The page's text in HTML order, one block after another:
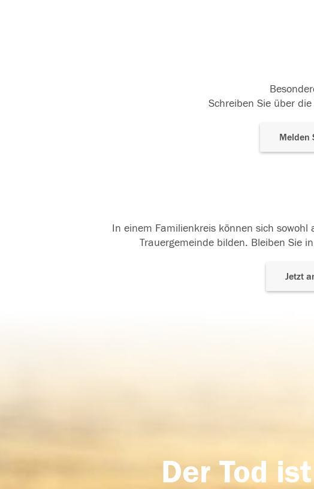
Schreiben Sie über
Melden
In einem Familienkreis können sich
Trauergemeinde bilden. Bleiben Sie
Jetzt
Der Tod